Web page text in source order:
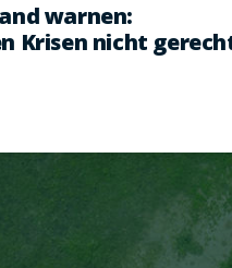
warnen:
Krisen nicht